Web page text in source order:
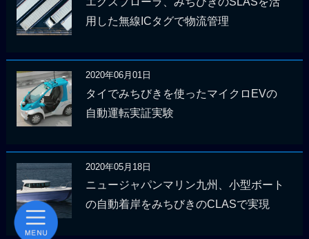
用した無線ICタグで物流管理
2020年06月01日
タイでみちびきを使ったマイクロEVの
自動運転実証実験
2020年05月18日
ニュージャパンマリン九州、小型ボート
の自動着岸をみちびきのCLASで実現